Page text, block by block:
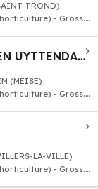
TROND)
- Gross.
FV DE COCK JONATHAN EN UYTTENDAELE AGNES
(MEISE)
- Gross.
LA-VILLE)
- Gross.